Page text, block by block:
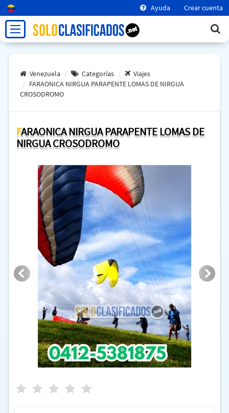
Ayuda Crear cuenta
Venezuela Categorías
Viajes
FARAONICA NIRGUA PARAPENTE LOMAS DE NIRGUA
CROSODROMO
FARAONICA NIRGUA PARAPENTE LOMAS DE
NIRGUA CROSODROMO